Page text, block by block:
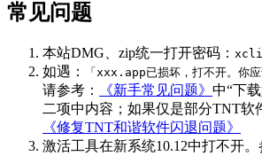
常见问题
本站DMG、zip统一打开密码：
如遇： 「xxx.app已损坏，打不开。你应
请参考：
《新手常见问题》 中“下
二项中内容；如果仅是部分TNT软
《修复TNT和谐软件闪退问题》
激活工具在新系统10.12中打不开。